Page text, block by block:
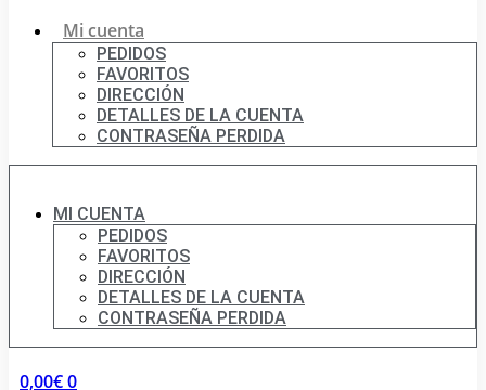
Mi cuenta
PEDIDOS
FAVORITOS
DIRECCIÓN
DETALLES DE LA CUENTA
CONTRASEÑA PERDIDA
MI CUENTA
PEDIDOS
FAVORITOS
DIRECCIÓN
DETALLES DE LA CUENTA
CONTRASEÑA PERDIDA
0,00€0